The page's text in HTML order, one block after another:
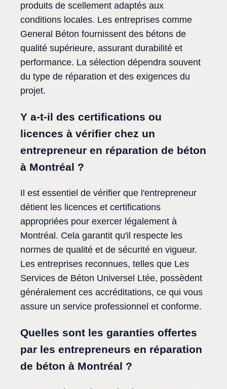
produits de scellement adaptés aux
conditions locales. Les entreprises comme
General Béton fournissent des bétons de
qualité supérieure, assurant durabilité et
performance. La sélection dépendra souvent
du type de réparation et des exigences du
projet.
Y a-t-il des certifications ou
licences à vérifier chez un
entrepreneur en réparation de béton
à Montréal ?
Il est essentiel de vérifier que l'entrepreneur
détient les licences et certifications
appropriées pour exercer légalement à
Montréal. Cela garantit qu'il respecte les
normes de qualité et de sécurité en vigueur.
Les entreprises reconnues, telles que Les
Services de Béton Universel Ltée, possèdent
généralement ces accréditations, ce qui vous
assure un service professionnel et conforme.
Quelles sont les garanties offertes
par les entrepreneurs en réparation
de béton à Montréal ?